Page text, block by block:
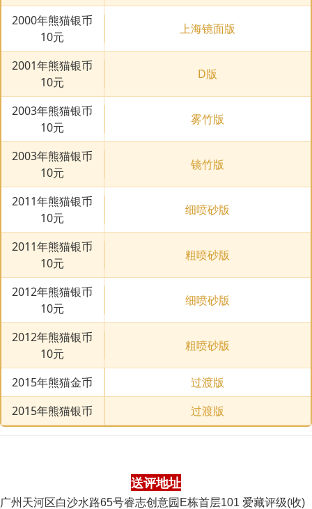
2000年熊猫银币
10元
上海镜面版
2001年熊猫银币
10元
D版
2003年熊猫银币
10元
雾竹版
2003年熊猫银币
10元
镜竹版
2011年熊猫银币
10元
细喷砂版
2011年熊猫银币
10元
粗喷砂版
2012年熊猫银币
10元
细喷砂版
2012年熊猫银币
10元
粗喷砂版
2015年熊猫金币
过渡版
2015年熊猫银币
过渡版
送评地址
广州天河区白沙水路65号睿志创意园E栋首层101 爱藏评级(收)